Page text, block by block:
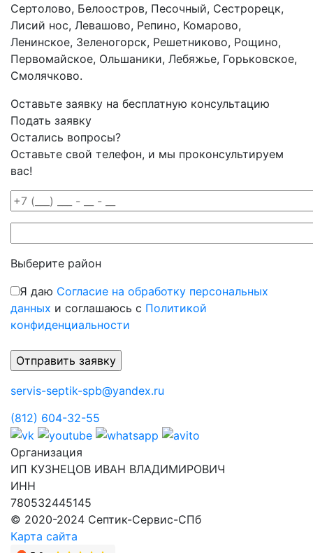
Сертолово, Белоостров, Песочный, Сестрорецк,
Лисий нос, Левашово, Репино, Комарово,
Ленинское, Зеленогорск, Решетниково, Рощино,
Первомайское, Ольшаники, Лебяжье, Горьковское,
Смолячково.
Оставьте заявку на бесплатную консультацию
Подать заявку
Остались вопросы?
Оставьте свой телефон, и мы проконсультируем
вас!
Выберите район
Я даю Согласие на обработку персональных
данных и соглашаюсь с Политикой
конфиденциальности
servis-septik-spb@yandex.ru
(812) 604-32-55
Организация
ИП КУЗНЕЦОВ ИВАН ВЛАДИМИРОВИЧ
ИНН
780532445145
© 2020-2024 Септик-Сервис-СПб
Карта сайта